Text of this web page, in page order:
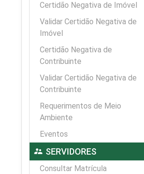
Certidão Negativa de Imóvel
Validar Certidão Negativa de
Imóvel
Certidão Negativa de
Contribuinte
Validar Certidão Negativa de
Contribuinte
Requerimentos de Meio
Ambiente
Eventos
supervisor_account SERVIDORES
Consultar Matrícula